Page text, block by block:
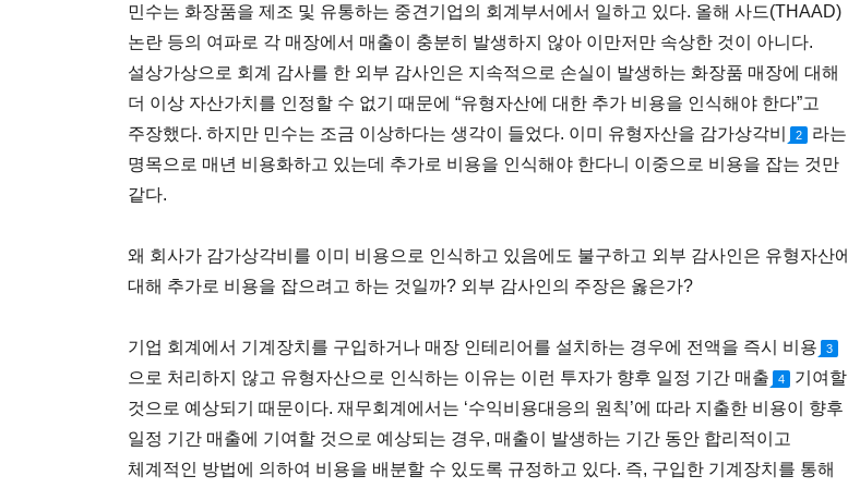
민수는 화장품을 제조 및 유통하는 중견기업의 회계부서에서 일하고 있다. 올해 사드(THAAD)
논란 등의 여파로 각 매장에서 매출이 충분히 발생하지 않아 이만저만 속상한 것이 아니다.
설상가상으로 회계 감사를 한 외부 감사인은 지속적으로 손실이 발생하는 화장품 매장에 대해
더 이상 자산가치를 인정할 수 없기 때문에 “유형자산에 대한 추가 비용을 인식해야 한다”고
주장했다. 하지만 민수는 조금 이상하다는 생각이 들었다. 이미 유형자산을 감가상각비
2
라는
명목으로 매년 비용화하고 있는데 추가로 비용을 인식해야 한다니 이중으로 비용을 잡는 것만
같다.
왜 회사가 감가상각비를 이미 비용으로 인식하고 있음에도 불구하고 외부 감사인은 유형자산에
대해 추가로 비용을 잡으려고 하는 것일까? 외부 감사인의 주장은 옳은가?
기업 회계에서 기계장치를 구입하거나 매장 인테리어를 설치하는 경우에 전액을 즉시 비용 3
으로 처리하지 않고 유형자산으로 인식하는 이유는 이런 투자가 향후 일정 기간 매출 4
기여할
것으로 예상되기 때문이다. 재무회계에서는 ‘수익비용대응의 원칙’에 따라 지출한 비용이 향후
일정 기간 매출에 기여할 것으로 예상되는 경우, 매출이 발생하는 기간 동안 합리적이고
체계적인 방법에 의하여 비용을 배분할 수 있도록 규정하고 있다. 즉, 구입한 기계장치를 통해